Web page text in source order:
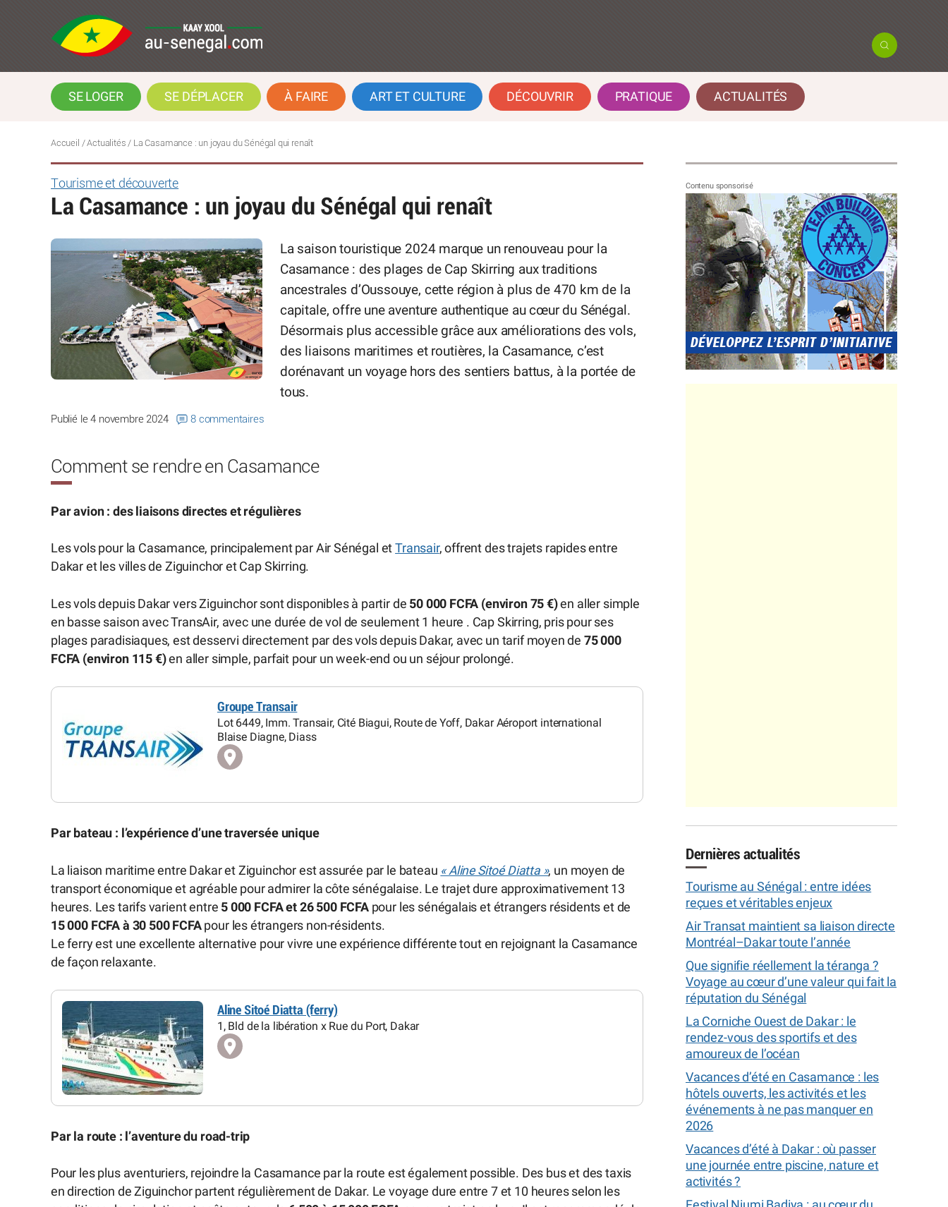
SE LOGER SE DÉPLACER À FAIRE ART ET CULTURE DÉCOUVRIR PRATIQUE ACTUALITÉS
Accueil /Actualités / La Casamance : un joyau du Sénégal qui renaît
Tourisme et découverte
La Casamance : un joyau du Sénégal qui renaît
La saison touristique 2024 marque un renouveau pour la
Casamance : des plages de Cap Skirring aux traditions
ancestrales d’Oussouye, cette région à plus de 470 km de la
capitale, offre une aventure authentique au cœur du Sénégal.
Désormais plus accessible grâce aux améliorations des vols,
des liaisons maritimes et routières, la Casamance, c’est
dorénavant un voyage hors des sentiers battus, à la portée de
tous.
Publié le 4 novembre 2024 8 commentaires
Comment se rendre en Casamance
Par avion : des liaisons directes et régulières
Les vols pour la Casamance, principalement par Air Sénégal etTransair, offrent des trajets rapides entre
Dakar et les villes de Ziguinchor et Cap Skirring.
Les vols depuis Dakar vers Ziguinchor sont disponibles à partir de 50 000 FCFA (environ 75 €)en aller simple
en basse saison avec TransAir, avec une durée de vol de seulement 1 heure . Cap Skirring, pris pour ses
plages paradisiaques, est desservi directement par des vols depuis Dakar, avec un tarif moyen de 75 000
FCFA (environ 115 €)en aller simple, parfait pour un week-end ou un séjour prolongé.
Groupe Transair
Lot 6449, Imm. Transair, Cité Biagui, Route de Yoff, Dakar Aéroport international
Blaise Diagne, Diass
Par bateau : l’expérience d’une traversée unique
La liaison maritime entre Dakar et Ziguinchor est assurée par le bateau « Aline Sitoé Diatta », un moyen de
transport économique et agréable pour admirer la côte sénégalaise. Le trajet dure approximativement 13
heures. Les tarifs varient entre 5 000 FCFA et 26 500 FCFApour les sénégalais et étrangers résidents et de
15 000 FCFA à 30 500 FCFApour les étrangers non-résidents.
Le ferry est une excellente alternative pour vivre une expérience différente tout en rejoignant la Casamance
de façon relaxante.
Aline Sitoé Diatta (ferry)
1, Bld de la libération x Rue du Port, Dakar
Par la route : l’aventure du road-trip
Pour les plus aventuriers, rejoindre la Casamance par la route est également possible. Des bus et des taxis
en direction de Ziguinchor partent régulièrement de Dakar. Le voyage dure entre 7 et 10 heures selon les
Dernières actualités
Tourisme au Sénégal : entre idées
reçues et véritables enjeux
Air Transat maintient sa liaison directe
Montréal–Dakar toute l’année
Que signifie réellement la téranga ?
Voyage au cœur d’une valeur qui fait la
réputation du Sénégal
La Corniche Ouest de Dakar : le
rendez-vous des sportifs et des
amoureux de l’océan
Vacances d’été en Casamance : les
hôtels ouverts, les activités et les
événements à ne pas manquer en
2026
Vacances d’été à Dakar : où passer
une journée entre piscine, nature et
activités ?